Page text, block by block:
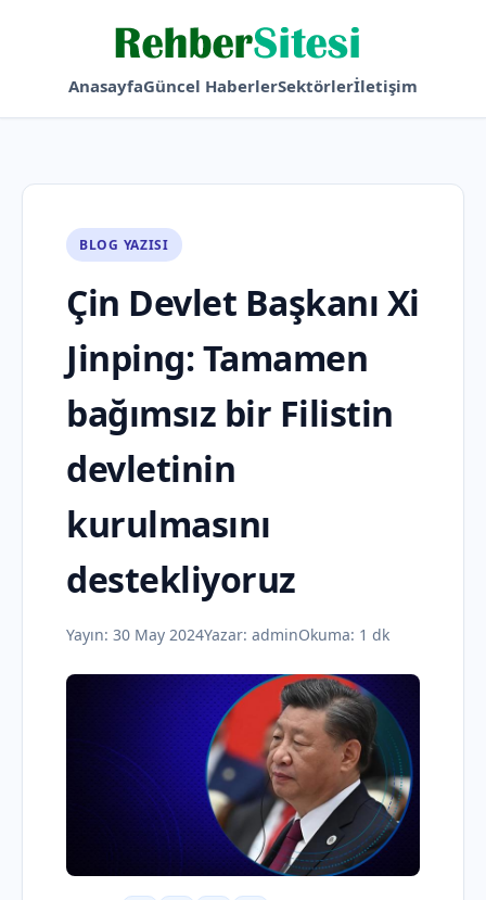
AnasayfaGüncel HaberlerSektörlerİletişim
BLOG YAZISI
Çin Devlet Başkanı Xi
Jinping: Tamamen
bağımsız bir Filistin
devletinin
kurulmasını
destekliyoruz
Yayın: 30 May 2024Yazar: adminOkuma: 1 dk